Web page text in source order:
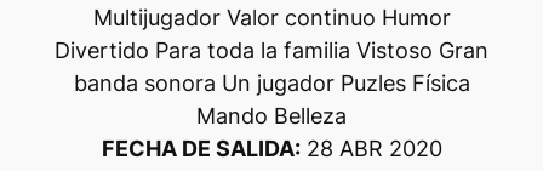
Multijugador Valor continuo Humor
Divertido Para toda la familia Vistoso Gran
banda sonora Un jugador Puzles Física
Mando Belleza
FECHA DE SALIDA:28 ABR 2020